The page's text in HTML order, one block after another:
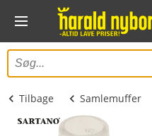
Tilbage Samlemuffer